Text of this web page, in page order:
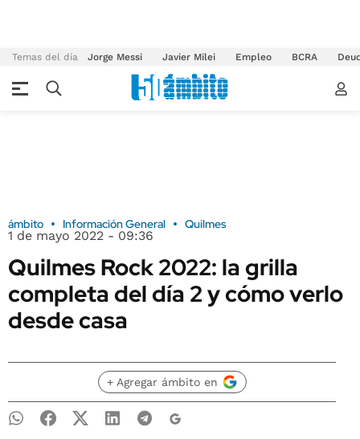
Temas del día Jorge Messi Javier Milei Empleo BCRA
ámbito Información General Quilmes
1 de mayo 2022 - 09:36
Quilmes Rock 2022: la grilla
completa del día 2 y cómo verlo
desde casa
+ Agregar ámbito en